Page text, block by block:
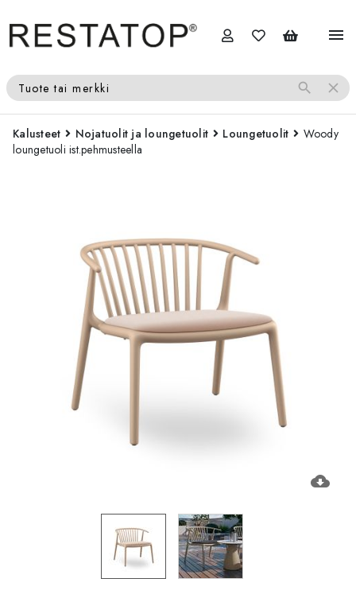
menu
Tuote tai merkki search close
Kalusteet Nojatuolit ja loungetuolit Loungetuolit
Woody
loungetuoli ist.pehmusteella
cloud_download